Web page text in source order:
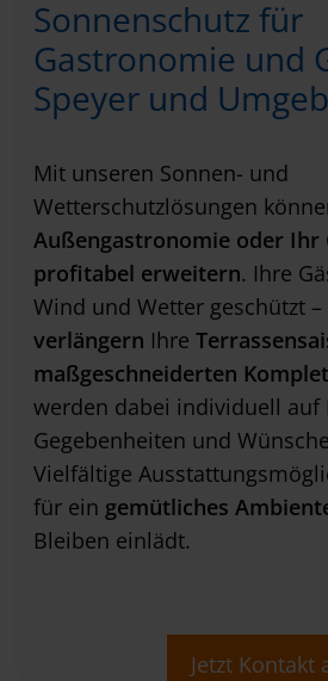
Sonnenschutz für
Gastronomie und
Speyer und
Mit unseren Sonnen- und
Wetterschutzlösungen
Außengastronomie oder Ihr
profitabel erweitern. Ihre
Wind und Wetter geschützt –
verlängern Ihre
maßgeschneiderten
werden dabei individuell auf
Gegebenheiten und
Vielfältige
für ein gemütliches
Bleiben einlädt.
Jetzt Kontakt